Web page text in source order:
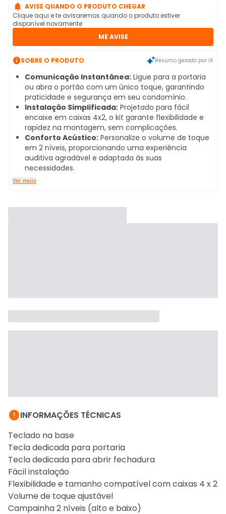
 AVISE QUANDO O PRODUTO CHEGAR
Clique aqui e te avisaremos quando o produto estiver
disponível novamente
ME AVISE
SOBRE O PRODUTO Resumo gerado por IA
Comunicação Instantânea: Ligue para a portaria
ou abra o portão com um único toque, garantindo
praticidade e segurança em seu condomínio.
Instalação Simplificada: Projetado para fácil
encaixe em caixas 4x2, o kit garante flexibilidade e
rapidez na montagem, sem complicações.
Conforto Acústico: Personalize o volume de toque
em 2 níveis, proporcionando uma experiência
auditiva agradável e adaptada às suas
necessidades.
Ver mais
INFORMAÇÕES TÉCNICAS
Teclado na base
Tecla dedicada para portaria
Tecla dedicada para abrir fechadura
Fácil instalação
Flexibilidade e tamanho compatível com caixas 4 x 2
Volume de toque ajustável
Campainha 2 níveis (alto e baixo)